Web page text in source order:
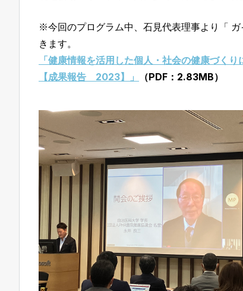
※今回のプログラム中、石見代表理事より「
きます。
「健康情報を活用した個人・社会の健康づく
【成果報告 2023】」
（PDF：2.83MB）